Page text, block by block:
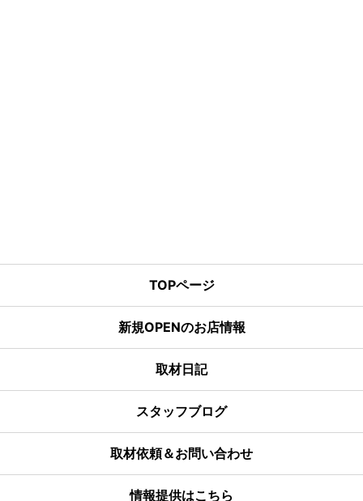
TOPページ
新規OPENのお店情報
取材日記
スタッフブログ
取材依頼＆お問い合わせ
情報提供はこちら